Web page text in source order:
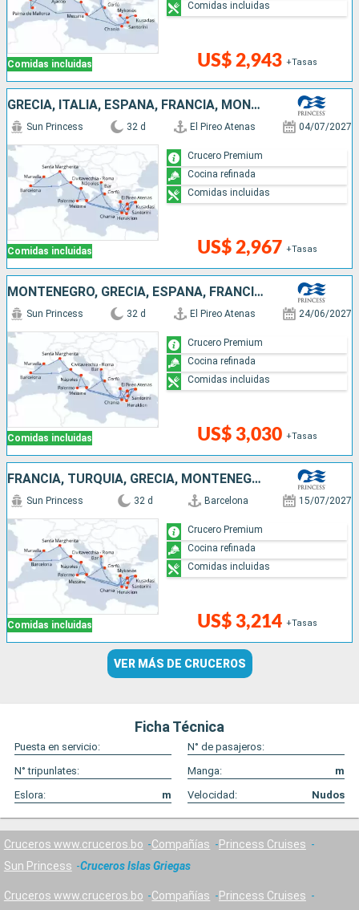
Comidas incluidas US$ 2,943 +Tasas
Comidas incluidas
GRECIA, ITALIA, ESPAÑA, FRANCIA, MONTENEGRO, TURQUÍA
Comidas incluidas
Sun Princess 32 d El Pireo Atenas 04/07/2027
US$ 2,967 +Tasas
Crucero Premium
Cocina refinada
Comidas incluidas
MONTENEGRO, GRECIA, ESPAÑA, FRANCIA, ITALIA, TURQUÍA
Comidas incluidas
Sun Princess 32 d El Pireo Atenas 24/06/2027
US$ 3,030 +Tasas
Crucero Premium
Cocina refinada
Comidas incluidas
FRANCIA, TURQUÍA, GRECIA, MONTENEGRO, ITALIA, ESPAÑA
Comidas incluidas
Sun Princess 32 d Barcelona 15/07/2027
US$ 3,214 +Tasas
Crucero Premium
Cocina refinada
Comidas incluidas
VER MÁS DE CRUCEROS
Ficha Técnica
Puesta en servicio:
N° de pasajeros:
N° tripunlates:
Manga:
m
Eslora:
m Velocidad: Nudos
Cruceros www.cruceros.bo Compañías
Princess Cruises
Sun Princess
Cruceros Islas Griegas
Cruceros www.cruceros.bo Compañías
Princess Cruises